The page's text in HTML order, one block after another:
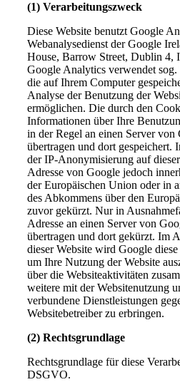
(1) Verarbeitungszweck
Diese Website benutzt Google
Webanalysedienst der Google
House, Barrow Street, Dublin 4,
Google Analytics verwendet
die auf Ihrem Computer
Analyse der Benutzung der
ermöglichen. Die durch den
Informationen über Ihre
in der Regel an einen Server
übertragen und dort gespeichert.
der IP-Anonymisierung auf
Adresse von Google jedoch
der Europäischen Union oder in
des Abkommens über den
zuvor gekürzt. Nur in
Adresse an einen Server von
übertragen und dort gekürzt. Im
dieser Website wird Google
um Ihre Nutzung der Website
über die Websiteaktivitäten
weitere mit der Websitenutzung
verbundene Dienstleistungen
Websitebetreiber zu erbringen.
(2) Rechtsgrundlage
Rechtsgrundlage für diese
DSGVO.